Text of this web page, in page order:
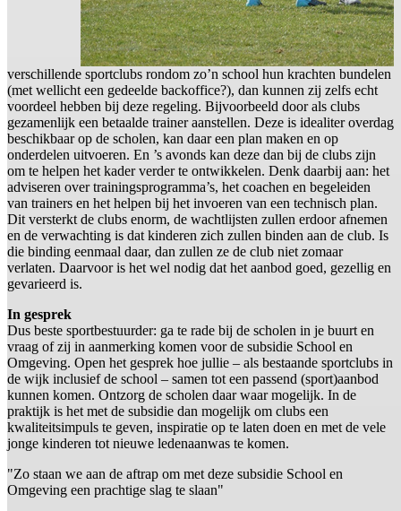
verschillende sportclubs rondom zo’n school hun krachten bundelen
(met wellicht een gedeelde backoffice?), dan kunnen zij zelfs echt
voordeel hebben bij deze regeling. Bijvoorbeeld door als clubs
gezamenlijk een betaalde trainer aanstellen. Deze is idealiter overdag
beschikbaar op de scholen, kan daar een plan maken en op
onderdelen uitvoeren. En ’s avonds kan deze dan bij de clubs zijn
om te helpen het kader verder te ontwikkelen. Denk daarbij aan: het
adviseren over trainingsprogramma’s, het coachen en begeleiden
van trainers en het helpen bij het invoeren van een technisch plan.
Dit versterkt de clubs enorm, de wachtlijsten zullen erdoor afnemen
en de verwachting is dat kinderen zich zullen binden aan de club. Is
die binding eenmaal daar, dan zullen ze de club niet zomaar
verlaten. Daarvoor is het wel nodig dat het aanbod goed, gezellig en
gevarieerd is.
In gesprek
Dus beste sportbestuurder: ga te rade bij de scholen in je buurt en
vraag of zij in aanmerking komen voor de subsidie School en
Omgeving. Open het gesprek hoe jullie – als bestaande sportclubs in
de wijk inclusief de school – samen tot een passend (sport)aanbod
kunnen komen. Ontzorg de scholen daar waar mogelijk. In de
praktijk is het met de subsidie dan mogelijk om clubs een
kwaliteitsimpuls te geven, inspiratie op te laten doen en met de vele
jonge kinderen tot nieuwe ledenaanwas te komen.
"Zo staan we aan de aftrap om met deze subsidie School en
Omgeving een prachtige slag te slaan"